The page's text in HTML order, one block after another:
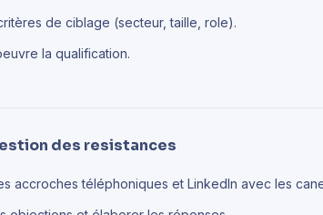
de ciblage (secteur, taille, role).
la qualification.
des resistances
accroches téléphoniques et LinkedIn avec les